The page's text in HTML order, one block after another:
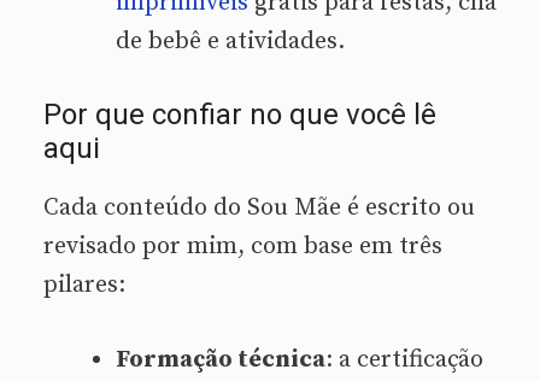
de bebê e atividades.
Por que confiar no que você lê
aqui
Cada conteúdo do Sou Mãe é escrito ou
revisado por mim, com base em três
pilares:
Formação técnica: a certificação